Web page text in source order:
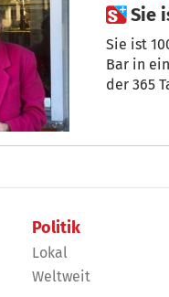

Sie ist
Bar in
der 365
Politik
Lokal
Weltweit